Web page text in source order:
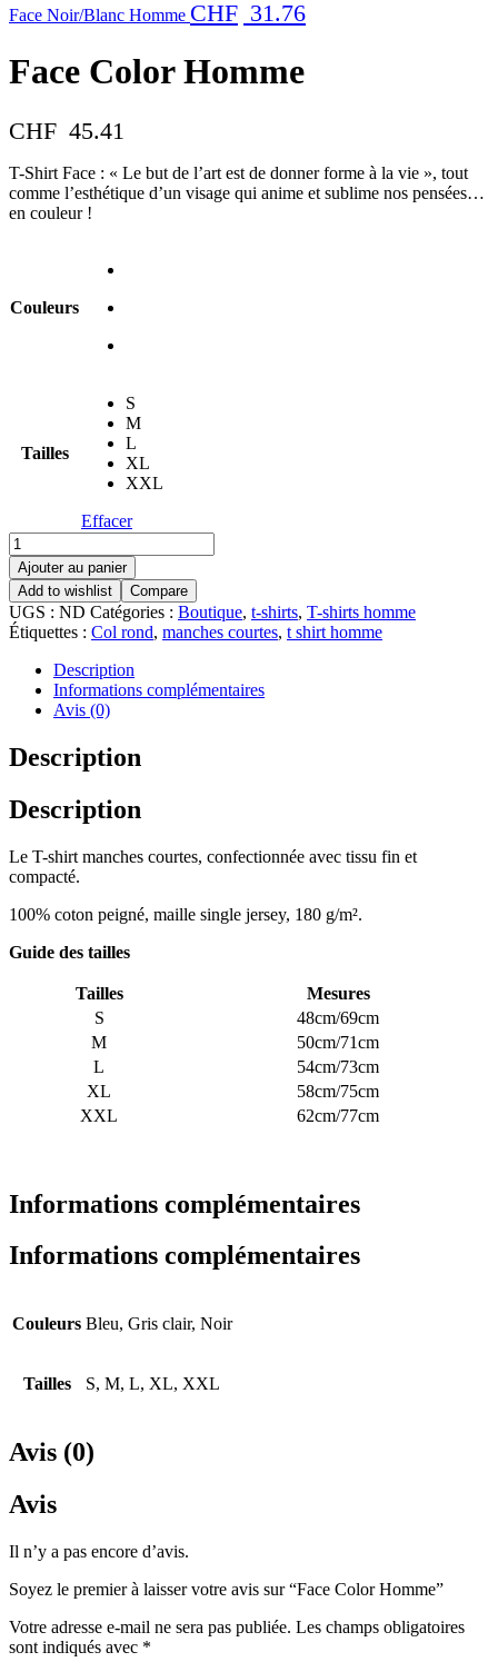
Face Noir/Blanc Homme CHF 31.76
Face Color Homme
CHF 45.41
T-Shirt Face : « Le but de l’art est de donner forme à la vie », tout
comme l’esthétique d’un visage qui anime et sublime nos pensées…
en couleur !
Couleurs
Tailles
S
M
L
XL
XXL
Effacer
Ajouter au panier
Add to wishlist
Compare
UGS : ND Catégories : Boutique, t-shirts, T-shirts homme
Étiquettes : Col rond, manches courtes, t shirt homme
Description
Informations complémentaires
Avis (0)
Description
Description
Le T-shirt manches courtes, confectionnée avec tissu fin et
compacté.
100% coton peigné, maille single jersey, 180 g/m².
Guide des tailles
Tailles
Mesures
S
48cm/69cm
M
50cm/71cm
L
54cm/73cm
XL
58cm/75cm
XXL
62cm/77cm
Informations complémentaires
Informations complémentaires
Couleurs Bleu, Gris clair, Noir
Tailles S, M, L, XL, XXL
Avis (0)
Avis
Il n’y a pas encore d’avis.
Soyez le premier à laisser votre avis sur “Face Color Homme”
Votre adresse e-mail ne sera pas publiée. Les champs obligatoires
sont indiqués avec *